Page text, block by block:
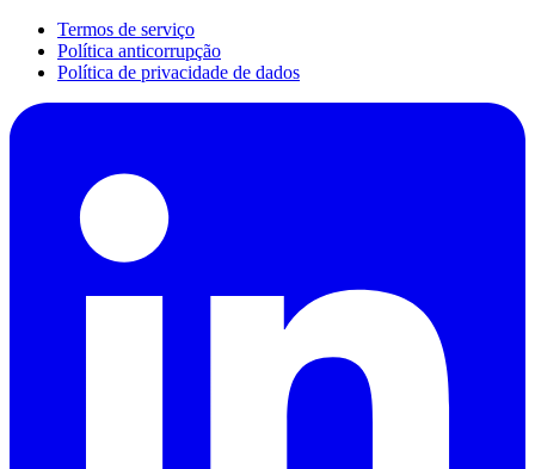
Termos de serviço
Política anticorrupção
Política de privacidade de dados